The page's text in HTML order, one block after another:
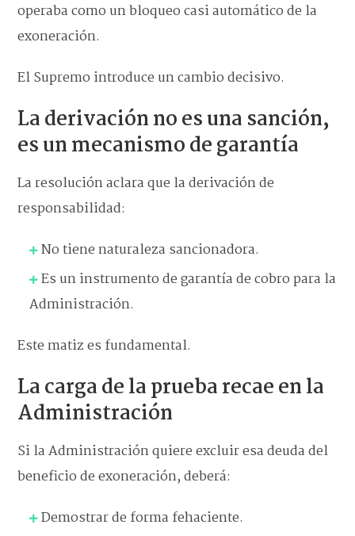
operaba como un bloqueo casi automático de la
exoneración.
El Supremo introduce un cambio decisivo.
La derivación no es una sanción,
es un mecanismo de garantía
La resolución aclara que la derivación de
responsabilidad:
No tiene naturaleza sancionadora.
Es un instrumento de garantía de cobro para la
Administración.
Este matiz es fundamental.
La carga de la prueba recae en la
Administración
Si la Administración quiere excluir esa deuda del
beneficio de exoneración, deberá:
Demostrar de forma fehaciente.